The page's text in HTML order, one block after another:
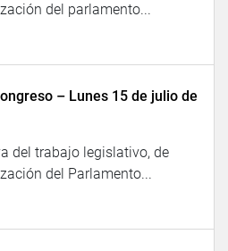
del parlamento...
– Lunes 15 de julio de
del trabajo legislativo, de
del Parlamento...